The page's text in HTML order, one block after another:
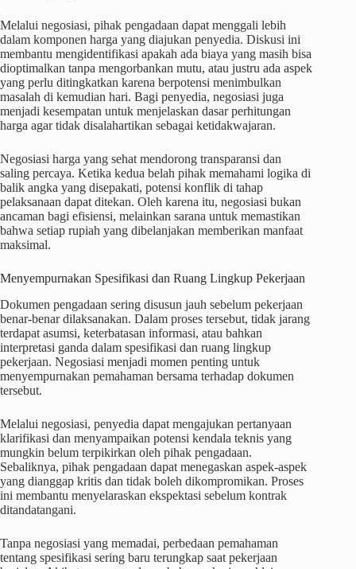
Melalui negosiasi, pihak pengadaan dapat menggali lebih
dalam komponen harga yang diajukan penyedia. Diskusi ini
membantu mengidentifikasi apakah ada biaya yang masih bisa
dioptimalkan tanpa mengorbankan mutu, atau justru ada aspek
yang perlu ditingkatkan karena berpotensi menimbulkan
masalah di kemudian hari. Bagi penyedia, negosiasi juga
menjadi kesempatan untuk menjelaskan dasar perhitungan
harga agar tidak disalahartikan sebagai ketidakwajaran.
Negosiasi harga yang sehat mendorong transparansi dan
saling percaya. Ketika kedua belah pihak memahami logika di
balik angka yang disepakati, potensi konflik di tahap
pelaksanaan dapat ditekan. Oleh karena itu, negosiasi bukan
ancaman bagi efisiensi, melainkan sarana untuk memastikan
bahwa setiap rupiah yang dibelanjakan memberikan manfaat
maksimal.
Menyempurnakan Spesifikasi dan Ruang Lingkup Pekerjaan
Dokumen pengadaan sering disusun jauh sebelum pekerjaan
benar-benar dilaksanakan. Dalam proses tersebut, tidak jarang
terdapat asumsi, keterbatasan informasi, atau bahkan
interpretasi ganda dalam spesifikasi dan ruang lingkup
pekerjaan. Negosiasi menjadi momen penting untuk
menyempurnakan pemahaman bersama terhadap dokumen
tersebut.
Melalui negosiasi, penyedia dapat mengajukan pertanyaan
klarifikasi dan menyampaikan potensi kendala teknis yang
mungkin belum terpikirkan oleh pihak pengadaan.
Sebaliknya, pihak pengadaan dapat menegaskan aspek-aspek
yang dianggap kritis dan tidak boleh dikompromikan. Proses
ini membantu menyelaraskan ekspektasi sebelum kontrak
ditandatangani.
Tanpa negosiasi yang memadai, perbedaan pemahaman
tentang spesifikasi sering baru terungkap saat pekerjaan